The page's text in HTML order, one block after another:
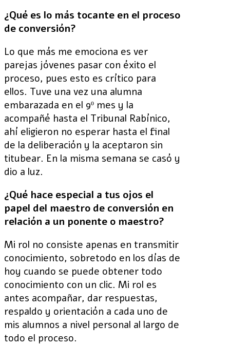
¿Qué es lo más tocante en el proceso
de conversión?
Lo que más me emociona es ver
parejas jóvenes pasar con éxito el
proceso, pues esto es crítico para
ellos. Tuve una vez una alumna
embarazada en el 9º mes y la
acompañé hasta el Tribunal Rabínico,
ahí eligieron no esperar hasta el final
de la deliberación y la aceptaron sin
titubear. En la misma semana se casó y
dio a luz.
¿Qué hace especial a tus ojos el
papel del maestro de conversión en
relación a un ponente o maestro?
Mi rol no consiste apenas en transmitir
conocimiento, sobretodo en los días de
hoy cuando se puede obtener todo
conocimiento con un clic. Mi rol es
antes acompañar, dar respuestas,
respaldo y orientación a cada uno de
mis alumnos a nivel personal al largo de
todo el proceso.